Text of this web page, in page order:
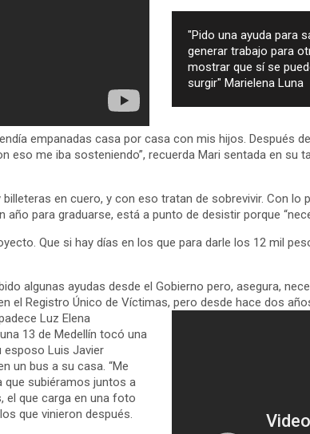
"Pido una ayuda para
generar trabajo para
mostrar que sí se
surgir" Marielena Luna
empanadas casa por casa con mis hijos. Después
eso me iba sosteniendo”, recuerda Mari sentada en su
en cuero, y con eso tratan de sobrevivir. Con lo
año para graduarse, está a punto de desistir porque
Que si hay días en los que para darle los 12 mil
algunas ayudas desde el Gobierno pero, asegura,
el Registro Único de Víctimas, pero desde hace dos
Luz Elena
13 de Medellín tocó una
esposo Luis Javier
un bus a su casa. “Me
que subiéramos juntos a
el que carga en una foto
que vinieron después.